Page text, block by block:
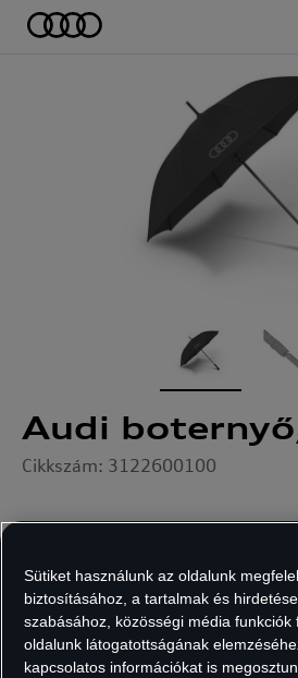
Audi
Cikkszám: 3122600100
Darab:
Sütiket használunk az oldalunk
biztosításához, a tartalmak és
szabásához, közösségi média
oldalunk látogatottságának
kapcsolatos információkat is